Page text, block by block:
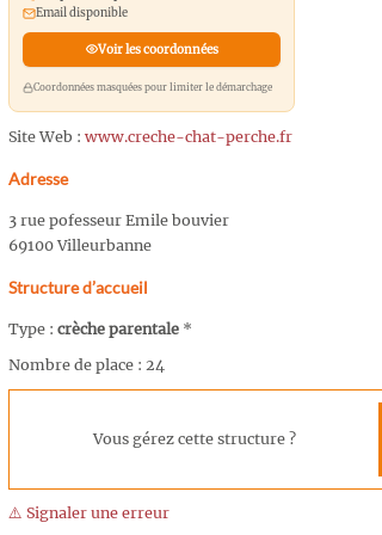
Email disponible
Voir les coordonnées
Coordonnées masquées pour limiter le démarchage
Site Web : www.creche-chat-perche.fr
Adresse
3 rue pofesseur Emile bouvier
69100 Villeurbanne
Structure d’accueil
Type : crèche parentale *
Nombre de place : 24
Vous gérez cette structure ?
⚠️ Signaler une erreur